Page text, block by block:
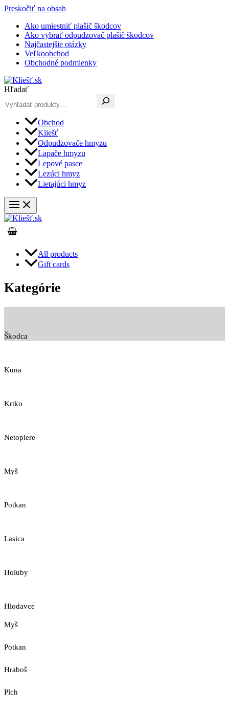
Preskočiť na obsah
Ako umiestniť plašič škodcov
Ako vybrať odpudzovač plašič škodcov
Najčastejšie otázky
Veľkoobchod
Obchodné podmienky
Hľadať
Obchod
Kliešť
Odpudzovače hmyzu
Lapače hmyzu
Lepové pasce
Lezúci hmyz
Lietajúci hmyz
All products
Gift cards
Kategórie
Škodca
Kuna
Krtko
Netopiere
Myš
Potkan
Lasica
Holuby
Hlodavce
Myš
Potkan
Hraboš
Plch